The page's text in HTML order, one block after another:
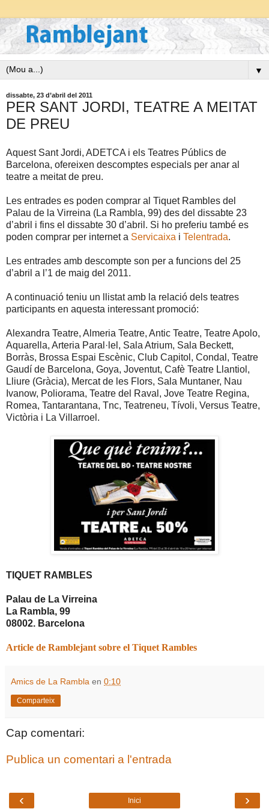
▼
dissabte, 23 d’abril del 2011
PER SANT JORDI, TEATRE A MEITAT
DE PREU
Aquest Sant Jordi, ADETCA i els Teatres Públics de
Barcelona, ofereixen descomptes especials per anar al
teatre a meitat de preu.
Les entrades es poden comprar al Tiquet Rambles del
Palau de la Virreina (La Rambla, 99) des del dissabte 23
d’abril i fins el dissabte 30 d’abril. Si ho preferiu també es
poden comprar per internet a Servicaixa i Telentrada.
Les entrades amb descompte son per a funcions del 25
d’abril a l’1 de maig del 2011.
A continuació teniu un llistat amb la relació dels teatres
participants en aquesta interessant promoció:
Alexandra Teatre, Almeria Teatre, Antic Teatre, Teatre Apolo,
Aquarella, Arteria Paral·lel, Sala Atrium, Sala Beckett,
Borràs, Brossa Espai Escènic, Club Capitol, Condal, Teatre
Gaudí de Barcelona, Goya, Joventut, Cafè Teatre Llantiol,
Lliure (Gràcia), Mercat de les Flors, Sala Muntaner, Nau
Ivanow, Poliorama, Teatre del Raval, Jove Teatre Regina,
Romea, Tantarantana, Tnc, Teatreneu, Tívoli, Versus Teatre,
Victòria i La Villarroel.
TIQUET RAMBLES
Palau de La Virreina
La Rambla, 99
08002. Barcelona
Article de Ramblejant sobre el Tiquet Rambles
Amics de La Rambla en 0:10
Comparteix
Cap comentari:
Publica un comentari a l'entrada
‹ ›
Inici